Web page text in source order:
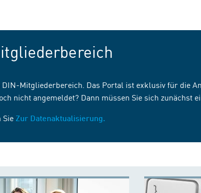
DIN-Mitgliederbereich. Das Portal ist exklusiv für die
nicht angemeldet? Dann müssen Sie sich zunächst
Sie Zur Datenaktualisierung.